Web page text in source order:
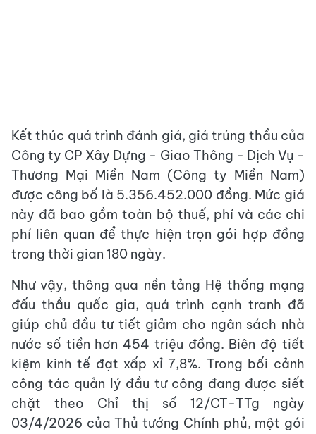
Kết thúc quá trình đánh giá, giá trúng thầu của
Công ty CP Xây Dựng - Giao Thông - Dịch Vụ -
Thương Mại Miền Nam (Công ty Miền Nam)
được công bố là 5.356.452.000 đồng. Mức giá
này đã bao gồm toàn bộ thuế, phí và các chi
phí liên quan để thực hiện trọn gói hợp đồng
trong thời gian 180 ngày.
Như vậy, thông qua nền tảng Hệ thống mạng
đấu thầu quốc gia, quá trình cạnh tranh đã
giúp chủ đầu tư tiết giảm cho ngân sách nhà
nước số tiền hơn 454 triệu đồng. Biên độ tiết
kiệm kinh tế đạt xấp xỉ 7,8%. Trong bối cảnh
công tác quản lý đầu tư công đang được siết
chặt theo Chỉ thị số 12/CT-TTg ngày
03/4/2026 của Thủ tướng Chính phủ, một gói